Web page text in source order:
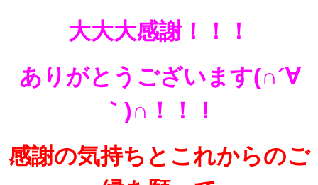
大大大感謝！！！
ありがとうございます(∩´∀
｀)∩！！！
感謝の気持ちとこれからのご